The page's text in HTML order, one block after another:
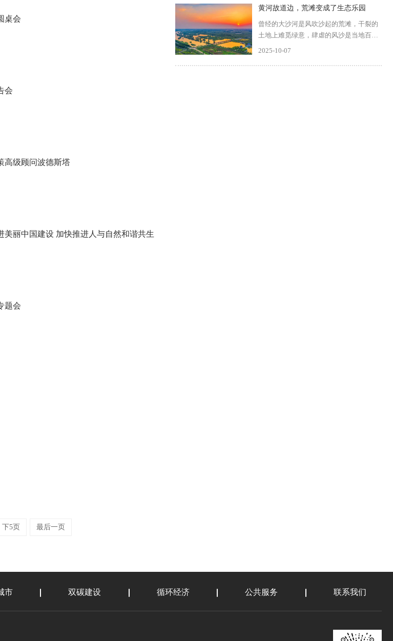
桌会
会
高级顾问波德斯塔
丽中国建设 加快推进人与自然和谐共生
题会
下5页 最后一页
动化生产线。这里...
黄河故道边，荒滩变成了生态乐园
曾经的大沙河是风吹沙起的荒滩，干裂的
土地上难觅绿意，肆虐的风沙是当地百姓
记忆中挥之不去的底色。而如今，沿着河
2025-10-07
市 双碳建设 循环经济 公共服务 联系我们